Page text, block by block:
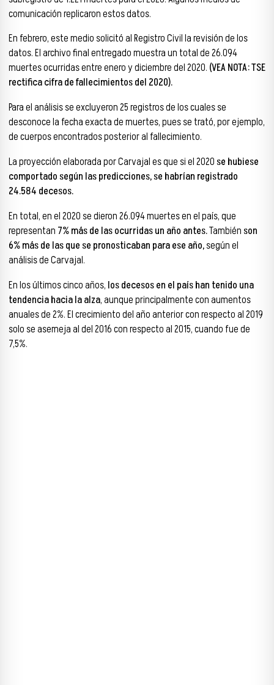
comunicación replicaron estos datos.
En febrero, este medio solicitó al Registro Civil la revisión de los
datos. El archivo final entregado muestra un total de 26.094
muertes ocurridas entre enero y diciembre del 2020. (VEA NOTA: TSE
rectifica cifra de fallecimientos del 2020).
Para el análisis se excluyeron 25 registros de los cuales se
desconoce la fecha exacta de muertes, pues se trató, por ejemplo,
de cuerpos encontrados posterior al fallecimiento.
La proyección elaborada por Carvajal es que si el 2020se hubiese
comportado según las predicciones, se habrían registrado
24.584 decesos.
En total, en el 2020 se dieron 26.094 muertes en el país, que
representan 7% más de las ocurridas un año antes.Tambiénson
6% más de las que se pronosticaban para ese año,según el
análisis de Carvajal.
En los últimos cinco años, los decesos en el país han tenido una
tendencia hacia la alza, aunque principalmente con aumentos
anuales de 2%. El crecimiento del año anterior con respecto al 2019
solo se asemeja al del 2016 con respecto al 2015, cuando fue de
7,5%.